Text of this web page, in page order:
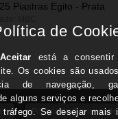
25 Piastras Egito - Prata
Politica de Privacidade